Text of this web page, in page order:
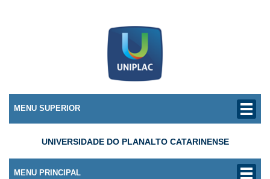
MENU SUPERIOR
UNIVERSIDADE DO PLANALTO CATARINENSE
MENU PRINCIPAL